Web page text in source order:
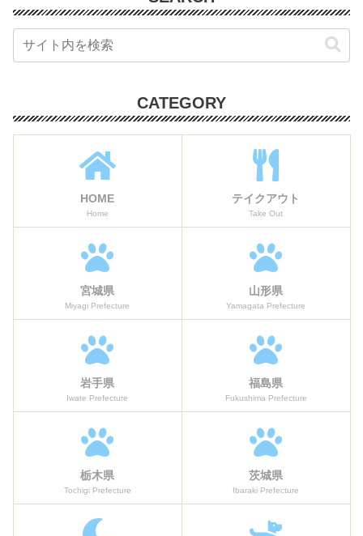
CATEGORY
HOME
Home
テイクアウト
Take Out
宮城県
Miyagi Prefecture
山形県
Yamagata Prefecture
岩手県
Iwate Prefecture
福島県
Fukushima Prefecture
栃木県
Tochigi Prefecture
茨城県
Ibaraki Prefecture